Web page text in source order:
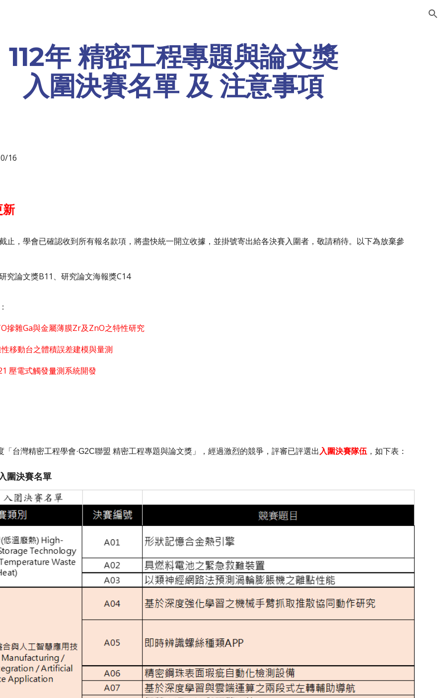
112年 精密工程專題與論文獎
入圍決賽名單 及 注意事項
16
新
止，學會已確認收到所有報名款項，將盡快統一開立收據，並掛號寄出給各決賽入圍者，敬請稍待。以下為放棄參
究論文獎B11、研究論文海報獎C14
摻雜Ga與金屬薄膜Zr及ZnO之特性研究
移動台之體積誤差建模與量測
壓電式觸發量測系統開發
「台灣精密工程學會·G2C聯盟 精密工程專題與論文獎」，經過激烈的競爭，評審已評選出 入圍決賽隊伍 ，如下表：
圍決賽名單